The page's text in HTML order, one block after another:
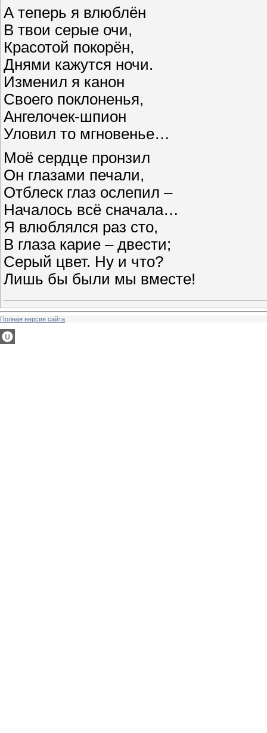
А теперь я влюблён
В твои серые очи,
Красотой покорён,
Днями кажутся ночи.
Изменил я канон
Своего поклоненья,
Ангелочек-шпион
Уловил то мгновенье…
Моё сердце пронзил
Он глазами печали,
Отблеск глаз ослепил –
Началось всё сначала…
Я влюблялся раз сто,
В глаза карие – двести;
Серый цвет. Ну и что?
Лишь бы были мы вместе!
Полная версия сайта